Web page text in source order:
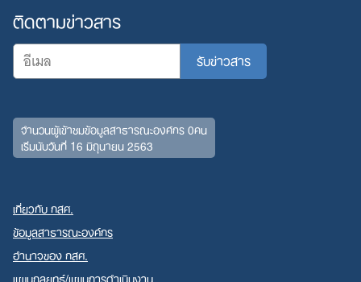
Search
ติดตามข่าวสาร
จำนวนผู้เข้าชมข้อมูลสาธารณะองค์กร 0คน
เริ่มนับวันที่ 16 มิถุนายน 2563
เกี่ยวกับ กสศ.
ข้อมูลสาธารณะองค์กร
อำนาจของ กสศ.